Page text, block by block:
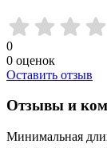
0
0 оценок
Оставить отзыв
Отзывы и
Минимальная